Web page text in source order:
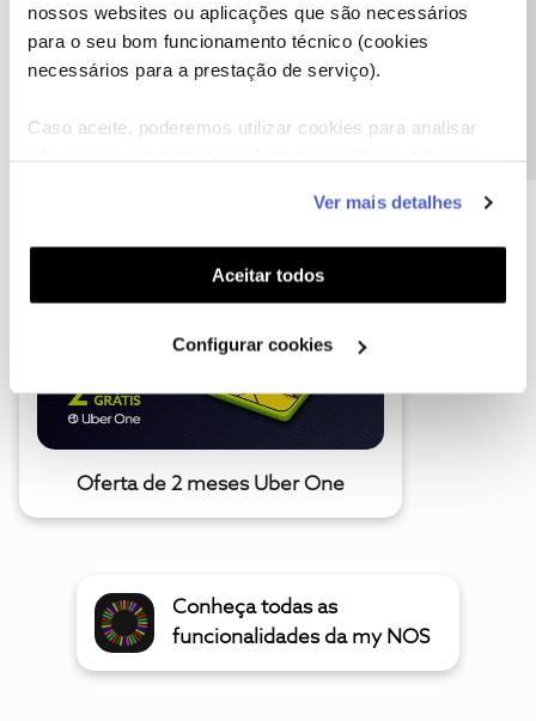
nossos websites ou aplicações que são necessários
para o seu bom funcionamento técnico (cookies
necessários para a prestação de serviço).
Caso aceite, poderemos utilizar cookies para analisar
funcionalidades (cookies de personalização e
funcionalidade) e adaptar anúncios aos seus interesses
(cookies de publicidade personalizada). Pode gerir a
utilização dos cookies clicando em "Configurar
Ver mais detalhes
Aceitar todos
Configurar cookies
A poupança que COMBINA
Oferta de 2 meses Uber One
Conheça todas as
funcionalidades da my NOS